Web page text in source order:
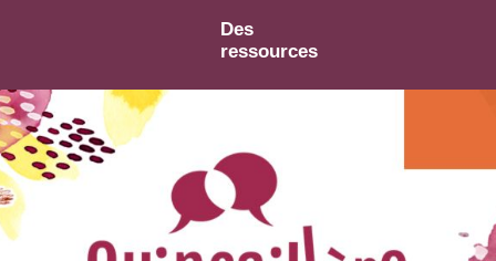
Des
ressources